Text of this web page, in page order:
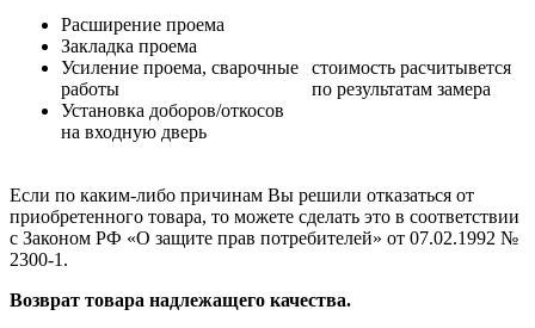
Расширение проема
Закладка проема
Усиление проема, сварочные
работы
Установка доборов/откосов
на входную дверь
стоимость расчитывется
по результатам замера
Если по каким-либо причинам Вы решили отказаться от
приобретенного товара, то можете сделать это в соответствии
с Законом РФ «О защите прав потребителей» от 07.02.1992 №
2300-1.
Возврат товара надлежащего качества.